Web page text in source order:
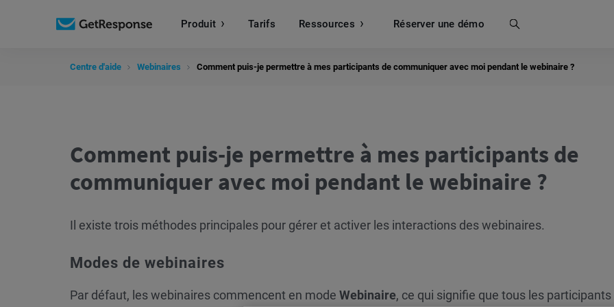
Produit Tarifs Ressources Réserver une démo
Recherche
Centre d'aide Webinaires Comment puis-je permettre à mes participants de communiquer avec moi pendant le webinaire ?
Comment puis-je permettre à mes participants de
communiquer avec moi pendant le webinaire ?
Il existe trois méthodes principales pour gérer et activer les interactions des webinaires.
Modes de webinaires
Par défaut, les webinaires commencent en mode Webinaire, ce qui signifie que tous les